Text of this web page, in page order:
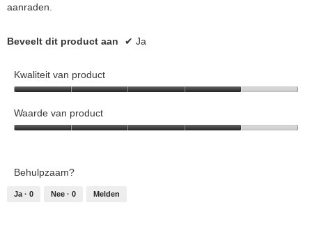
aanraden.
Beveelt dit product aan ✔ Ja
Kwaliteit van product
van
product,
Waarde van product
4
van
Behulpzaam?
Ja · 0 Nee · 0 Melden